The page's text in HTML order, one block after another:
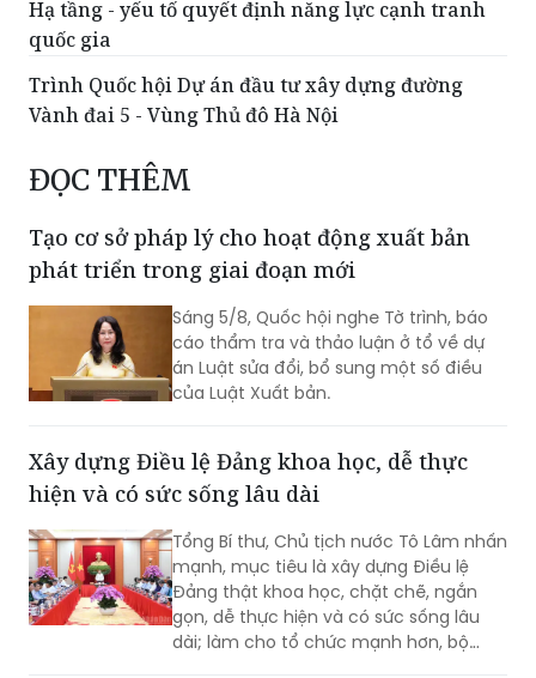
Trình Quốc hội dự án Luật Phát triển đô thị
Hạ tầng - yếu tố quyết định năng lực cạnh tranh
quốc gia
Trình Quốc hội Dự án đầu tư xây dựng đường
Vành đai 5 - Vùng Thủ đô Hà Nội
ĐỌC THÊM
Tạo cơ sở pháp lý cho hoạt động xuất bản
phát triển trong giai đoạn mới
Sáng 5/8, Quốc hội nghe Tờ trình, báo
án Luật sửa đổi, bổ sung một số điều
của Luật Xuất bản.
Xây dựng Điều lệ Đảng khoa học, dễ thực
hiện và có sức sống lâu dài
Tổng Bí thư, Chủ tịch nước Tô Lâm nhấn
mạnh, mục tiêu là xây dựng Điều lệ